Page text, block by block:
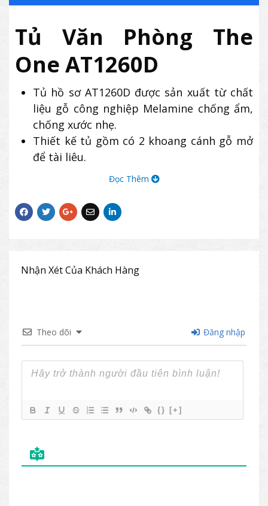
Tủ Văn Phòng The
One AT1260D
Tủ hồ sơ AT1260D được sản xuất từ chất
liệu gỗ công nghiệp Melamine chống ẩm,
chống xước nhẹ.
Thiết kế tủ gồm có 2 khoang cánh gỗ mở
để tài liệu.
Chân tủ The One AT1260D có trụ tròn
Sản phẩm có thiết kế nhỏ gọn, hiện đại,
thường được dùng để lưu trữ hồ sơ, tài
Đọc Thêm
Nhận Xét Của Khách Hàng
Theo dõi Đăng nhập
{} [+]